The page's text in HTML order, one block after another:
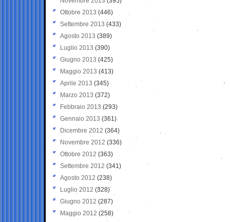
Ottobre 2013 (446)
Settembre 2013 (433)
Agosto 2013 (389)
Luglio 2013 (390)
Giugno 2013 (425)
Maggio 2013 (413)
Aprile 2013 (345)
Marzo 2013 (372)
Febbraio 2013 (293)
Gennaio 2013 (361)
Dicembre 2012 (364)
Novembre 2012 (336)
Ottobre 2012 (363)
Settembre 2012 (341)
Agosto 2012 (238)
Luglio 2012 (328)
Giugno 2012 (287)
Maggio 2012 (258)